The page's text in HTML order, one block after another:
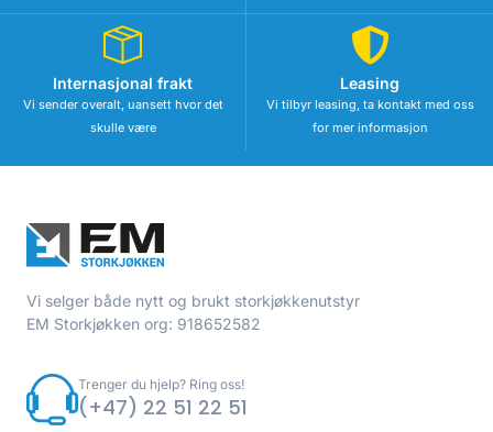
Internasjonal frakt
Vi sender overalt, uansett hvor det
skulle være
Leasing
Vi tilbyr leasing, ta kontakt med oss
for mer informasjon
Vi selger både nytt og brukt storkjøkkenutstyr
EM Storkjøkken org: 918652582
Trenger du hjelp? Ring oss!
(+47) 22 51 22 51